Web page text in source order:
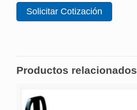
Solicitar Cotización
Productos relacionados